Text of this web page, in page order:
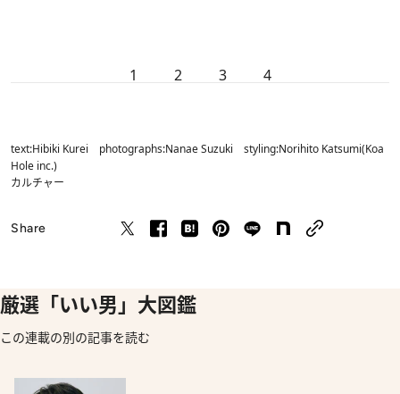
1 2 3 4
text:Hibiki Kurei photographs:Nanae Suzuki styling:Norihito Katsumi(Koa
Hole inc.)
カルチャー
Share
厳選「いい男」大図鑑
この連載の別の記事を読む